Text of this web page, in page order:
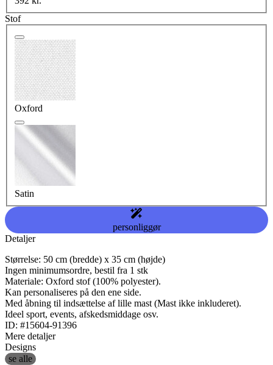
Stof
Oxford
Satin
personliggør
Detaljer
Størrelse: 50 cm (bredde) x 35 cm (højde)
Ingen minimumsordre, bestil fra 1 stk
Materiale: Oxford stof (100% polyester).
Kan personaliseres på den ene side.
Med åbning til indsættelse af lille mast (Mast ikke inkluderet).
Ideel sport, events, afskedsmiddage osv.
ID: #15604-91396
Mere detaljer
Designs
se alle